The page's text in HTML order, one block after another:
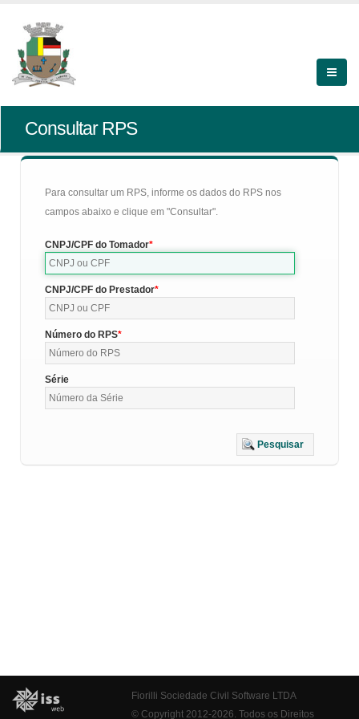
Consultar RPS
Para consultar um RPS, informe os dados do RPS nos
campos abaixo e clique em "Consultar".
CNPJ/CPF do Tomador
CNPJ/CPF do Prestador
Número do RPS
Série
Pesquisar
Fiorilli Sociedade Civil Software LTDA
© Copyright 2012-2026. Todos os Direitos